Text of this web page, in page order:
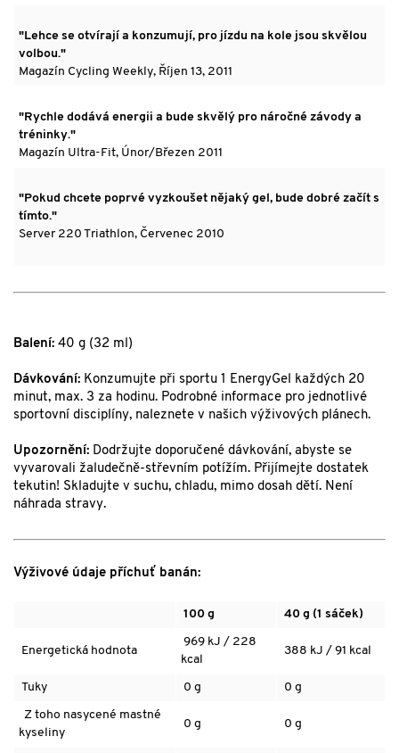
"Lehce se otvírají a konzumují, pro jízdu na kole jsou skvělou
volbou."
Magazín Cycling Weekly, Říjen 13, 2011
"Rychle dodává energii a bude skvělý pro náročné závody a
tréninky."
Magazín Ultra-Fit, Únor/Březen 2011
"Pokud chcete poprvé vyzkoušet nějaký gel, bude dobré začít s
tímto."
Server 220 Triathlon, Červenec 2010
Balení: 40 g (32 ml)
Dávkování: Konzumujte při sportu 1 EnergyGel každých 20
minut, max. 3 za hodinu. Podrobné informace pro jednotlivé
sportovní disciplíny, naleznete v našich výživových plánech.
Upozornění: Dodržujte doporučené dávkování, abyste se
vyvarovali žaludečně-střevním potížím. Přijímejte dostatek
tekutin! Skladujte v suchu, chladu, mimo dosah dětí. Není
náhrada stravy.
Výživové údaje příchuť banán:
100 g 40 g (1 sáček)
Energetická hodnota
969 kJ / 228
kcal
388 kJ / 91 kcal
Tuky 0 g 0 g
Z toho nasycené mastné
kyseliny
0 g 0 g